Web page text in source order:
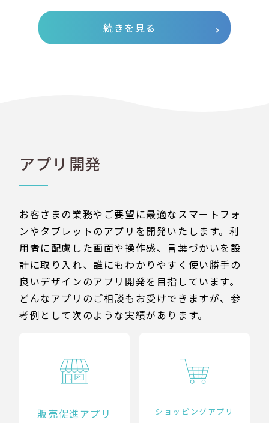
続きを見る
アプリ開発
お客さまの業務やご要望に最適なスマートフォ
ンやタブレットのアプリを開発いたします。利
用者に配慮した画面や操作感、言葉づかいを設
計に取り入れ、誰にもわかりやすく使い勝手の
良いデザインのアプリ開発を目指しています。
どんなアプリのご相談もお受けできますが、参
考例として次のような実績があります。
販売促進アプリ
ショッピングアプリ